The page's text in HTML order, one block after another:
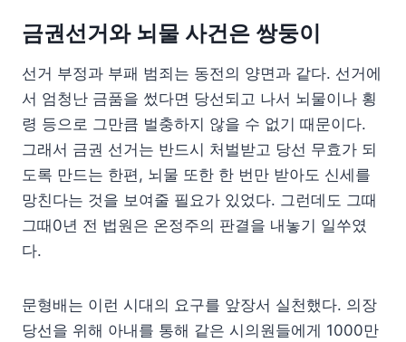
금권선거와 뇌물 사건은 쌍둥이
선거 부정과 부패 범죄는 동전의 양면과 같다. 선거에
서 엄청난 금품을 썼다면 당선되고 나서 뇌물이나 횡
령 등으로 그만큼 벌충하지 않을 수 없기 때문이다.
그래서 금권 선거는 반드시 처벌받고 당선 무효가 되
도록 만드는 한편, 뇌물 또한 한 번만 받아도 신세를
망친다는 것을 보여줄 필요가 있었다. 그런데도 그때
그때0년 전 법원은 온정주의 판결을 내놓기 일쑤였
다.
문형배는 이런 시대의 요구를 앞장서 실천했다. 의장
당선을 위해 아내를 통해 같은 시의원들에게 1000만